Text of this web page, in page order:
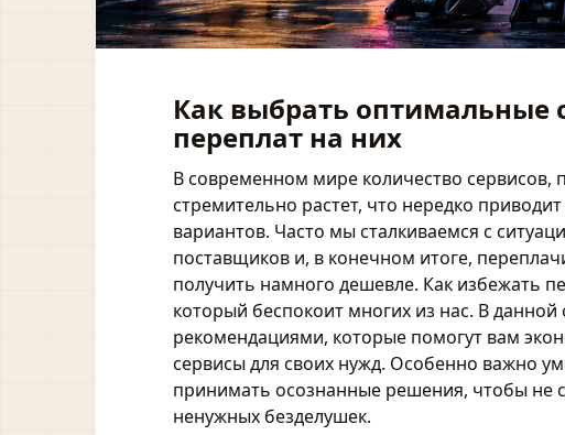
Как выбрать оптимальные
переплат на них
В современном мире количество сервисов,
стремительно растет, что нередко
вариантов. Часто мы сталкиваемся с
поставщиков и, в конечном итоге,
получить намного дешевле. Как избежать
который беспокоит многих из нас. В
рекомендациями, которые помогут вам
сервисы для своих нужд. Особенно важно
принимать осознанные решения, чтобы не
ненужных безделушек.